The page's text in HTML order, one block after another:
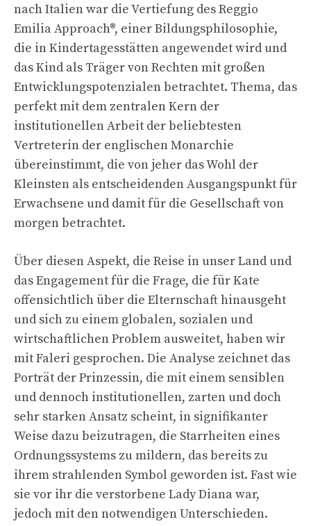
nach Italien war die Vertiefung des Reggio
Emilia Approach®, einer Bildungsphilosophie,
die in Kindertagesstätten angewendet wird und
das Kind als Träger von Rechten mit großen
Entwicklungspotenzialen betrachtet. Thema, das
perfekt mit dem zentralen Kern der
institutionellen Arbeit der beliebtesten
Vertreterin der englischen Monarchie
übereinstimmt, die von jeher das Wohl der
Kleinsten als entscheidenden Ausgangspunkt für
Erwachsene und damit für die Gesellschaft von
morgen betrachtet.
Über diesen Aspekt, die Reise in unser Land und
das Engagement für die Frage, die für Kate
offensichtlich über die Elternschaft hinausgeht
und sich zu einem globalen, sozialen und
wirtschaftlichen Problem ausweitet, haben wir
mit Faleri gesprochen. Die Analyse zeichnet das
Porträt der Prinzessin, die mit einem sensiblen
und dennoch institutionellen, zarten und doch
sehr starken Ansatz scheint, in signifikanter
Weise dazu beizutragen, die Starrheiten eines
Ordnungssystems zu mildern, das bereits zu
ihrem strahlenden Symbol geworden ist. Fast wie
sie vor ihr die verstorbene Lady Diana war,
jedoch mit den notwendigen Unterschieden.